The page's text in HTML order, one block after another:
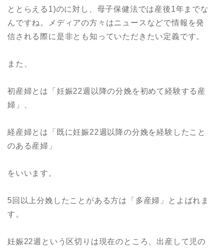
ととらえる1)のに対し、母子保健法では産後1年までな
んですね。メディアの方々はニュースなどで情報を発
信される際に是非とも知っていただきたい定義です。
また、
初産婦とは「妊娠22週以降の分娩を初めて経験する産
婦」、
経産婦とは「既に妊娠22週以降の分娩を経験したこと
のある産婦」
をいいます。
5回以上分娩したことがある方は「多産婦」とよばれま
す。
妊娠22週という区切りは現在のところ、出産して児の